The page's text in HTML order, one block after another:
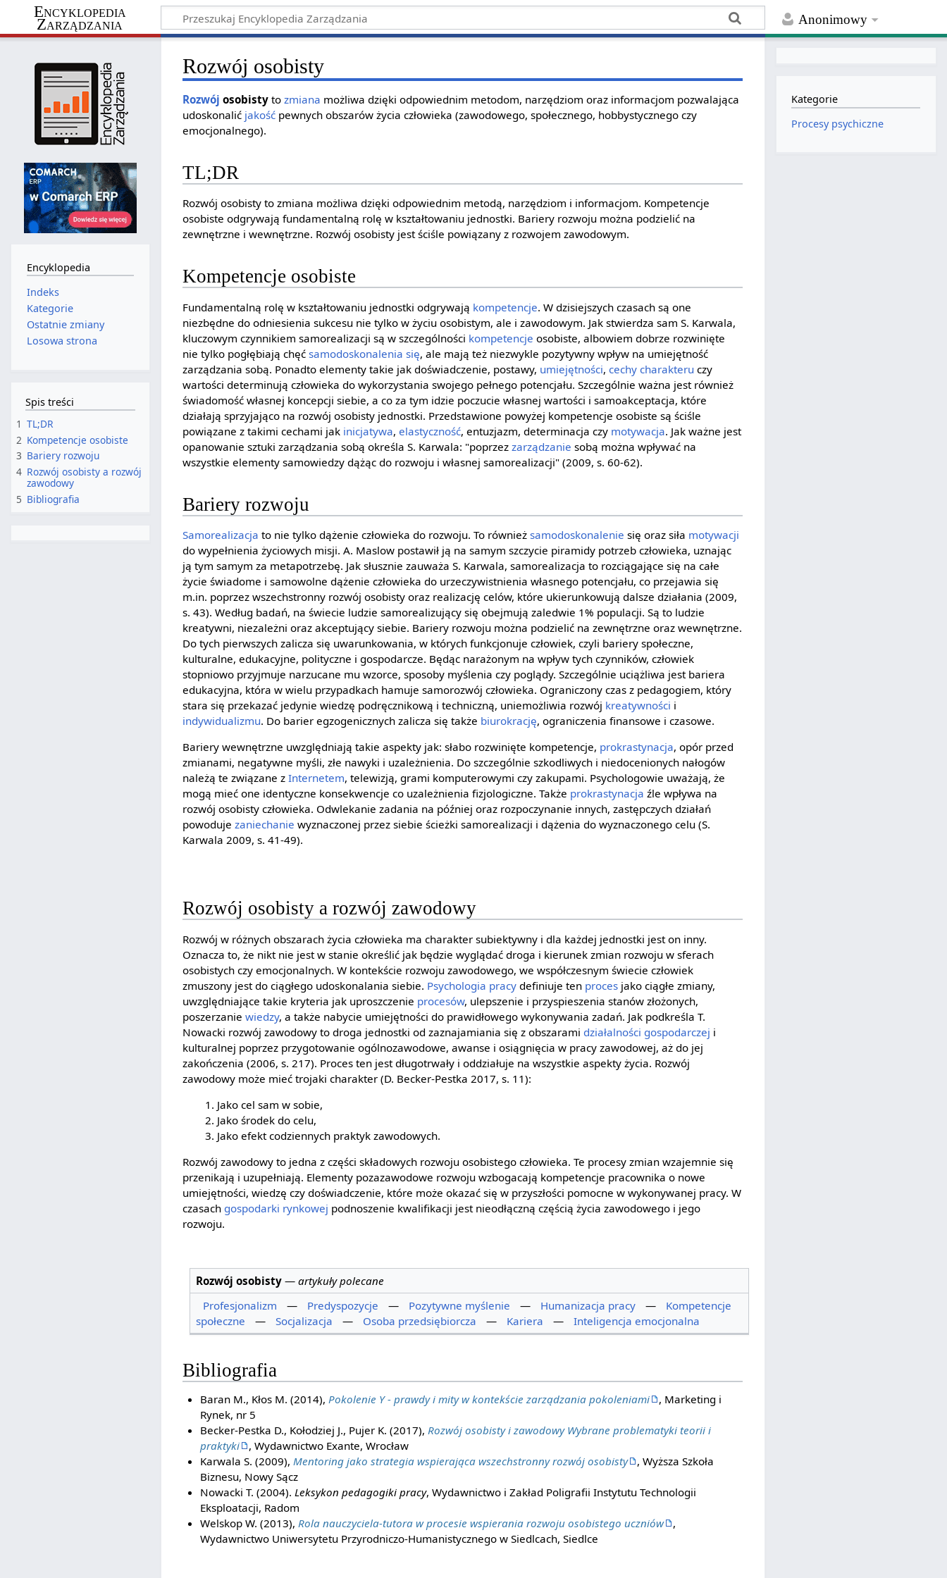
Anonimowy
Encyklopedia
Zarządzania
Rozwój osobisty
Rozwój osobisty tozmiana możliwa dzięki odpowiednim metodom, narzędziom oraz informacjom pozwalająca
udoskonalić jakość pewnych obszarów życia człowieka (zawodowego, społecznego, hobbystycznego czy
emocjonalnego).
TL;DR
Rozwój osobisty to zmiana możliwa dzięki odpowiednim metodą, narzędziom i informacjom. Kompetencje
osobiste odgrywają fundamentalną rolę w kształtowaniu jednostki. Bariery rozwoju można podzielić na
zewnętrzne i wewnętrzne. Rozwój osobisty jest ściśle powiązany z rozwojem zawodowym.
Kompetencje osobiste
Fundamentalną rolę w kształtowaniu jednostki odgrywają kompetencje. W dzisiejszych czasach są one
niezbędne do odniesienia sukcesu nie tylko w życiu osobistym, ale i zawodowym. Jak stwierdza sam S. Karwala,
kluczowym czynnikiem samorealizacji są w szczególności kompetencje osobiste, albowiem dobrze rozwinięte
nie tylko pogłębiają chęćsamodoskonalenia się, ale mają też niezwykle pozytywny wpływ na umiejętność
zarządzania sobą. Ponadto elementy takie jak doświadczenie, postawy, umiejętności,cechy charakteru czy
wartości determinują człowieka do wykorzystania swojego pełnego potencjału. Szczególnie ważna jest również
świadomość własnej koncepcji siebie, a co za tym idzie poczucie własnej wartości i samoakceptacja, które
działają sprzyjająco na rozwój osobisty jednostki. Przedstawione powyżej kompetencje osobiste są ściśle
powiązane z takimi cechami jak inicjatywa,elastyczność, entuzjazm, determinacja czy motywacja. Jak ważne jest
opanowanie sztuki zarządzania sobą określa S. Karwala: "poprzezzarządzanie sobą można wpływać na
wszystkie elementy samowiedzy dążąc do rozwoju i własnej samorealizacji" (2009, s. 60-62).
Bariery rozwoju
Samorealizacja to nie tylko dążenie człowieka do rozwoju. To równieżsamodoskonalenie się oraz siła motywacji
do wypełnienia życiowych misji. A. Maslow postawił ją na samym szczycie piramidy potrzeb człowieka, uznając
ją tym samym za metapotrzebę. Jak słusznie zauważa S. Karwala, samorealizacja to rozciągające się na całe
życie świadome i samowolne dążenie człowieka do urzeczywistnienia własnego potencjału, co przejawia się
m.in. poprzez wszechstronny rozwój osobisty oraz realizację celów, które ukierunkowują dalsze działania (2009,
s. 43). Według badań, na świecie ludzie samorealizujący się obejmują zaledwie 1% populacji. Są to ludzie
kreatywni, niezależni oraz akceptujący siebie. Bariery rozwoju można podzielić na zewnętrzne oraz wewnętrzne.
Do tych pierwszych zalicza się uwarunkowania, w których funkcjonuje człowiek, czyli bariery społeczne,
kulturalne, edukacyjne, polityczne i gospodarcze. Będąc narażonym na wpływ tych czynników, człowiek
stopniowo przyjmuje narzucane mu wzorce, sposoby myślenia czy poglądy. Szczególnie uciążliwa jest bariera
edukacyjna, która w wielu przypadkach hamuje samorozwój człowieka. Ograniczony czas z pedagogiem, który
stara się przekazać jedynie wiedzę podręcznikową i techniczną, uniemożliwia rozwój kreatywności i
indywidualizmu. Do barier egzogenicznych zalicza się także biurokrację, ograniczenia finansowe i czasowe.
Bariery wewnętrzne uwzględniają takie aspekty jak: słabo rozwinięte kompetencje, prokrastynacja, opór przed
zmianami, negatywne myśli, złe nawyki i uzależnienia. Do szczególnie szkodliwych i niedocenionych nałogów
należą te związane zInternetem, telewizją, grami komputerowymi czy zakupami. Psychologowie uważają, że
mogą mieć one identyczne konsekwencje co uzależnienia fizjologiczne. Także prokrastynacja źle wpływa na
rozwój osobisty człowieka. Odwlekanie zadania na później oraz rozpoczynanie innych, zastępczych działań
powodujezaniechanie wyznaczonej przez siebie ścieżki samorealizacji i dążenia do wyznaczonego celu (S.
Karwala 2009, s. 41-49).
Rozwój osobisty a rozwój zawodowy
Rozwój w różnych obszarach życia człowieka ma charakter subiektywny i dla każdej jednostki jest on inny.
Oznacza to, że nikt nie jest w stanie określić jak będzie wyglądać droga i kierunek zmian rozwoju w sferach
osobistych czy emocjonalnych. W kontekście rozwoju zawodowego, we współczesnym świecie człowiek
zmuszony jest do ciągłego udoskonalania siebie. Psychologia pracy definiuje ten proces jako ciągłe zmiany,
uwzględniające takie kryteria jak uproszczenie procesów, ulepszenie i przyspieszenia stanów złożonych,
poszerzaniewiedzy, a także nabycie umiejętności do prawidłowego wykonywania zadań. Jak podkreśla T.
Nowacki rozwój zawodowy to droga jednostki od zaznajamiania się z obszarami działalności gospodarczej i
kulturalnej poprzez przygotowanie ogólnozawodowe, awanse i osiągnięcia w pracy zawodowej, aż do jej
zakończenia (2006, s. 217). Proces ten jest długotrwały i oddziałuje na wszystkie aspekty życia. Rozwój
zawodowy może mieć trojaki charakter (D. Becker-Pestka 2017, s. 11):
Jako cel sam w sobie,
Jako środek do celu,
Jako efekt codziennych praktyk zawodowych.
Rozwój zawodowy to jedna z części składowych rozwoju osobistego człowieka. Te procesy zmian wzajemnie się
przenikają i uzupełniają. Elementy pozazawodowe rozwoju wzbogacają kompetencje pracownika o nowe
umiejętności, wiedzę czy doświadczenie, które może okazać się w przyszłości pomocne w wykonywanej pracy. W
czasach gospodarki rynkowej podnoszenie kwalifikacji jest nieodłączną częścią życia zawodowego i jego
rozwoju.
Rozwój osobisty— artykuły polecane
Profesjonalizm
— Predyspozycje — Pozytywne myślenie — Humanizacja pracy —
Kompetencje
społeczne
— Socjalizacja — Osoba przedsiębiorcza — Kariera — Inteligencja emocjonalna
Bibliografia
Baran M., Kłos M. (2014), Pokolenie Y - prawdy i mity w kontekście zarządzania pokoleniami
, Marketing i
Rynek, nr 5
Becker-Pestka D., Kołodziej J., Pujer K. (2017), Rozwój osobisty i zawodowy Wybrane problematyki teorii i
praktyki
, Wydawnictwo Exante, Wrocław
Karwala S. (2009), Mentoring jako strategia wspierająca wszechstronny rozwój osobisty
, Wyższa Szkoła
Biznesu, Nowy Sącz
Nowacki T. (2004). Leksykon pedagogiki pracy, Wydawnictwo i Zakład Poligrafii Instytutu Technologii
Eksploatacji, Radom
Welskop W. (2013), Rola nauczyciela-tutora w procesie wspierania rozwoju osobistego uczniów
,
Wydawnictwo Uniwersytetu Przyrodniczo-Humanistycznego w Siedlcach, Siedlce
Encyklopedia
Indeks
Kategorie
Ostatnie zmiany
Losowa strona
Spis treści
1 TL;DR
2 Kompetencje osobiste
3 Bariery rozwoju
4 Rozwój osobisty a rozwój
zawodowy
5 Bibliografia
Kategorie
Procesy psychiczne